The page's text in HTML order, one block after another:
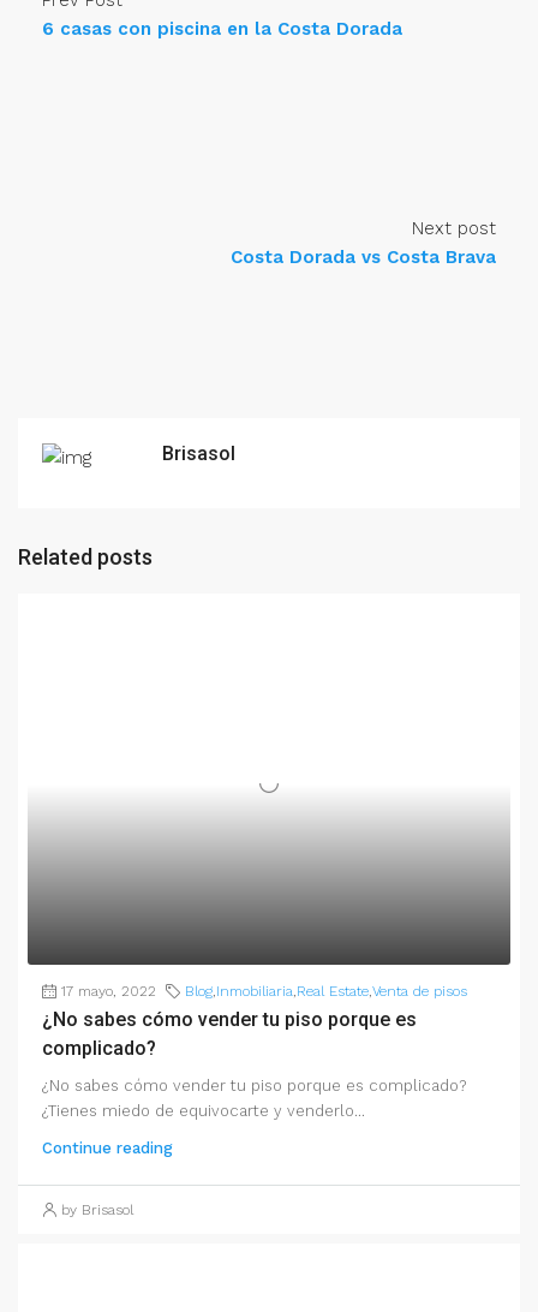
6 casas con piscina en la Costa Dorada
Next post
Costa Dorada vs Costa Brava
Brisasol
Related posts
17 mayo, 2022 Blog,Inmobiliaria,Real Estate,Venta de pisos
¿No sabes cómo vender tu piso porque es
complicado?
¿No sabes cómo vender tu piso porque es complicado?
¿Tienes miedo de equivocarte y venderlo...
Continue reading
by Brisasol